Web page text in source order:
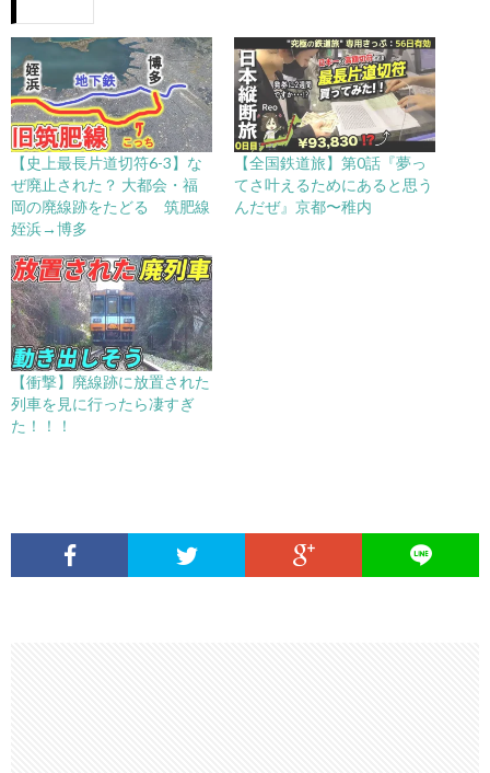
【史上最長片道切符6-3】な
ぜ廃止された？ 大都会・福
岡の廃線跡をたどる 筑肥線
姪浜→博多
【全国鉄道旅】第0話『夢っ
てさ叶えるためにあると思う
んだぜ』京都〜稚内
【衝撃】廃線跡に放置された
列車を見に行ったら凄すぎ
た！！！